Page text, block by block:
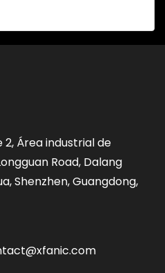
2, Área industrial de
Road, Dalang
Shenzhen, Guangdong,